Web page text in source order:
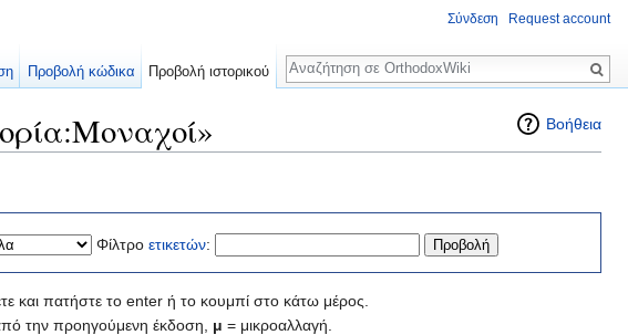
Βοήθεια
Φίλτρο ετικετών:
και πατήστε το enter ή το κουμπί στο κάτω μέρος.
την προηγούμενη έκδοση, μ = μικροαλλαγή.
Σύνδεση Request account
Προβολή κώδικα Προβολή ιστορικού
Αναζήτηση